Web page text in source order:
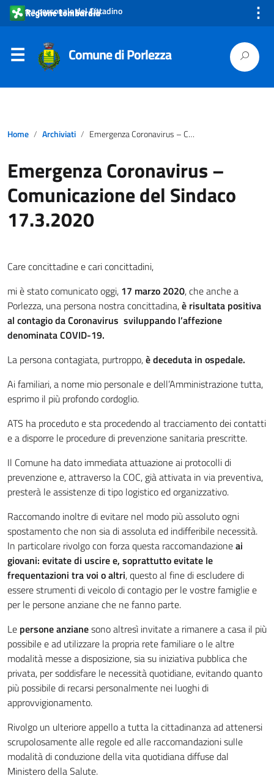
Area personale del Cittadino ⋮
Comune di Porlezza
Home Archiviati Emergenza Coronavirus – Comunicazione del Sindaco 17.3.2020
Emergenza Coronavirus –
Comunicazione del Sindaco
17.3.2020
Care concittadine e cari concittadini,
mi è stato comunicato oggi, 17 marzo 2020, che anche a
Porlezza, una persona nostra concittadina,è risultata positiva
al contagio da Coronavirus sviluppando l’affezione
denominata COVID-19.
La persona contagiata, purtroppo,è deceduta in ospedale.
Ai familiari, a nome mio personale e dell’Amministrazione tutta,
esprimo il più profondo cordoglio.
ATS ha proceduto e sta procedendo al tracciamento dei contatti
e a disporre le procedure di prevenzione sanitaria prescritte.
Il Comune ha dato immediata attuazione ai protocolli di
prevenzione e, attraverso la COC, già attivata in via preventiva,
presterà le assistenze di tipo logistico ed organizzativo.
Raccomando inoltre di evitare nel modo più assoluto ogni
spostamento che non sia di assoluta ed indifferibile necessità.
In particolare rivolgo con forza questa raccomandazioneai
giovani: evitate di uscire e, soprattutto evitate le
frequentazioni tra voi o altri, questo al fine di escludere di
essere strumenti di veicolo di contagio per le vostre famiglie e
per le persone anziane che ne fanno parte.
Le persone anzianesono altresì invitate a rimanere a casa il più
possibile e ad utilizzare la propria rete familiare o le altre
modalità messe a disposizione, sia su iniziativa pubblica che
privata, per soddisfare le necessità quotidiane, evitando quanto
più possibile di recarsi personalmente nei luoghi di
approvvigionamento.
Rivolgo un ulteriore appello a tutta la cittadinanza ad attenersi
scrupolosamente alle regole ed alle raccomandazioni sulle
modalità di conduzione della vita quotidiana diffuse dal
Ministero della Salute.